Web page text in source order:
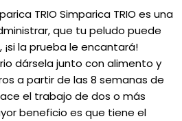
TRIO Simparica TRIO es una
que tu peludo puede
la prueba le encantará!
dársela junto con alimento y
a partir de las 8 semanas de
el trabajo de dos o más
beneficio es que tiene el